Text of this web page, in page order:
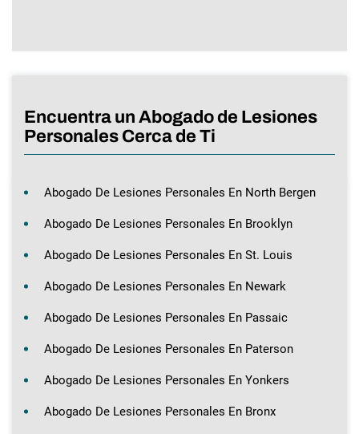
Encuentra un Abogado de Lesiones
Personales Cerca de Ti
Abogado De Lesiones Personales En North Bergen
Abogado De Lesiones Personales En Brooklyn
Abogado De Lesiones Personales En St. Louis
Abogado De Lesiones Personales En Newark
Abogado De Lesiones Personales En Passaic
Abogado De Lesiones Personales En Paterson
Abogado De Lesiones Personales En Yonkers
Abogado De Lesiones Personales En Bronx